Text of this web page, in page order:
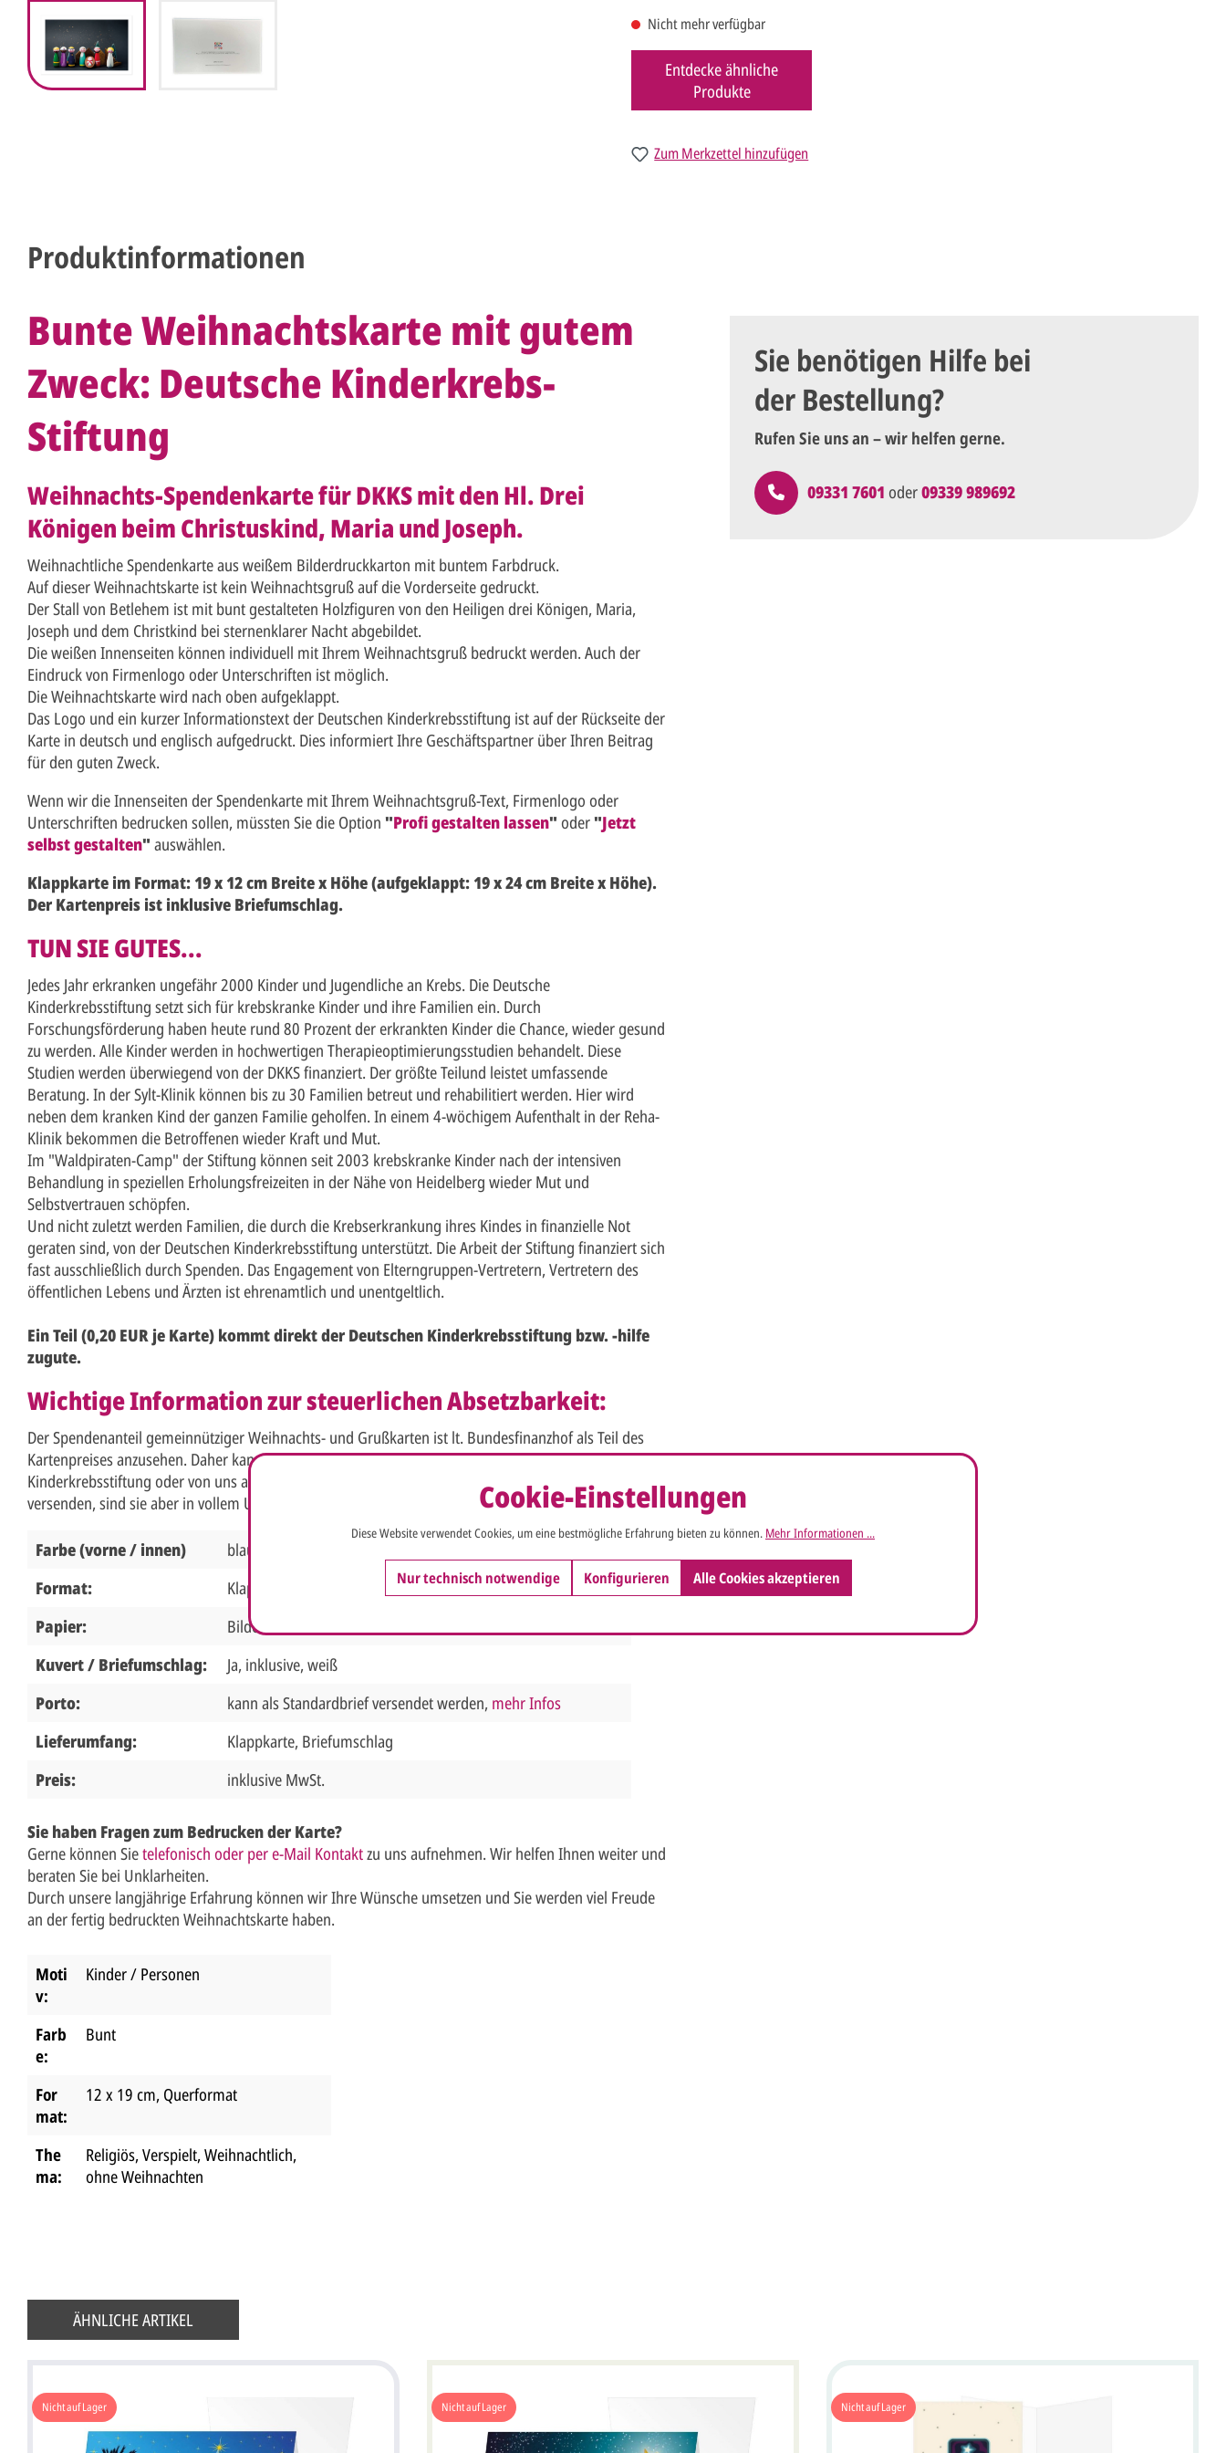
Nicht mehr verfügbar
Entdecke ähnliche
Produkte
Zum Merkzettel hinzufügen
Produktinformationen
Bunte Weihnachtskarte mit gutem
Zweck: Deutsche Kinderkrebs-
Stiftung
Weihnachts-Spendenkarte für DKKS mit den Hl. Drei
Königen beim Christuskind, Maria und Joseph.
Weihnachtliche Spendenkarte aus weißem Bilderdruckkarton mit buntem Farbdruck.
Auf dieser Weihnachtskarte ist kein Weihnachtsgruß auf die Vorderseite gedruckt.
Der Stall von Betlehem ist mit bunt gestalteten Holzfiguren von den Heiligen drei Königen, Maria,
Joseph und dem Christkind bei sternenklarer Nacht abgebildet.
Die weißen Innenseiten können individuell mit Ihrem Weihnachtsgruß bedruckt werden. Auch der
Eindruck von Firmenlogo oder Unterschriften ist möglich.
Die Weihnachtskarte wird nach oben aufgeklappt.
Das Logo und ein kurzer Informationstext der Deutschen Kinderkrebsstiftung ist auf der Rückseite der
Karte in deutsch und englisch aufgedruckt. Dies informiert Ihre Geschäftspartner über Ihren Beitrag
für den guten Zweck.
Wenn wir die Innenseiten der Spendenkarte mit Ihrem Weihnachtsgruß-Text, Firmenlogo oder
Unterschriften bedrucken sollen, müssten Sie die Option "Profi gestalten lassen" oder"Jetzt
selbst gestalten" auswählen.
Klappkarte im Format: 19 x 12 cm Breite x Höhe (aufgeklappt: 19 x 24 cm Breite x Höhe).
Der Kartenpreis ist inklusive Briefumschlag.
TUN SIE GUTES...
Jedes Jahr erkranken ungefähr 2000 Kinder und Jugendliche an Krebs. Die Deutsche
Kinderkrebsstiftung setzt sich für krebskranke Kinder und ihre Familien ein. Durch
Forschungsförderung haben heute rund 80 Prozent der erkrankten Kinder die Chance, wieder gesund
zu werden. Alle Kinder werden in hochwertigen Therapieoptimierungsstudien behandelt. Diese
Studien werden überwiegend von der DKKS finanziert. Der größte Teilund leistet umfassende
Beratung. In der Sylt-Klinik können bis zu 30 Familien betreut und rehabilitiert werden. Hier wird
neben dem kranken Kind der ganzen Familie geholfen. In einem 4-wöchigem Aufenthalt in der Reha-
Klinik bekommen die Betroffenen wieder Kraft und Mut.
Im "Waldpiraten-Camp" der Stiftung können seit 2003 krebskranke Kinder nach der intensiven
Behandlung in speziellen Erholungsfreizeiten in der Nähe von Heidelberg wieder Mut und
Selbstvertrauen schöpfen.
Und nicht zuletzt werden Familien, die durch die Krebserkrankung ihres Kindes in finanzielle Not
geraten sind, von der Deutschen Kinderkrebsstiftung unterstützt. Die Arbeit der Stiftung finanziert sich
fast ausschließlich durch Spenden. Das Engagement von Elterngruppen-Vertretern, Vertretern des
öffentlichen Lebens und Ärzten ist ehrenamtlich und unentgeltlich.
Ein Teil (0,20 EUR je Karte) kommt direkt der Deutschen Kinderkrebsstiftung bzw. -hilfe
zugute.
Wichtige Information zur steuerlichen Absetzbarkeit:
Der Spendenanteil gemeinnütziger Weihnachts- und Grußkarten ist lt. Bundesfinanzhof als Teil des
Kartenpreises anzusehen. Daher kann keine Spendenbescheinigung der Deutschen
Kinderkrebsstiftung oder von uns ausgestellt werden. Wenn Sie die Karten an Ihre Geschäftspartner
versenden, sind sie aber in vollem Umfang als Betriebsausgabe absetzbar.
Farbe (vorne / innen)
blau, bunt / weiß
Format:
Klappkarte 19 x 12 cm Breite x Höhe (aufgeklappt: 19 x 24 cm)
Papier:
Bilderdruckkarton
Kuvert / Briefumschlag:
Ja, inklusive, weiß
Porto:
kann als Standardbrief versendet werden, mehr Infos
Lieferumfang:
Klappkarte, Briefumschlag
Preis:
inklusive MwSt.
Sie haben Fragen zum Bedrucken der Karte?
Gerne können Sietelefonisch oder per e-Mail Kontaktzu uns aufnehmen. Wir helfen Ihnen weiter und
beraten Sie bei Unklarheiten.
Durch unsere langjährige Erfahrung können wir Ihre Wünsche umsetzen und Sie werden viel Freude
an der fertig bedruckten Weihnachtskarte haben.
Moti
v:
Kinder / Personen
Farb
e:
Bunt
For
mat:
12 x 19 cm, Querformat
The
ma:
Religiös, Verspielt, Weihnachtlich,
ohne Weihnachten
Sie benötigen Hilfe bei
der Bestellung?
Rufen Sie uns an – wir helfen gerne.
09331 7601 oder09339 989692
ÄHNLICHE ARTIKEL
Nicht auf Lager Nicht auf Lager Nicht auf Lager
Cookie-Einstellungen
Diese Website verwendet Cookies, um eine bestmögliche Erfahrung bieten zu können. Mehr Informationen ...
Nur technisch notwendige Konfigurieren Alle Cookies akzeptieren